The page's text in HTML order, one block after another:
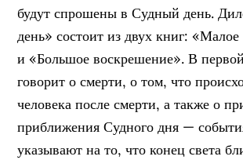
будут спрошены в Судный день.
день» состоит из двух книг:
и «Большое воскрешение». В
говорит о смерти, о том, что
человека после смерти, а также о
приближения Судного дня —
указывают на то, что конец света